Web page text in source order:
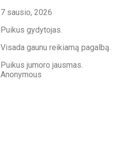
7 sausio, 2026
Puikus gydytojas.
Visada gaunu reikiamą pagalbą.
Puikus jumoro jausmas.
Anonymous